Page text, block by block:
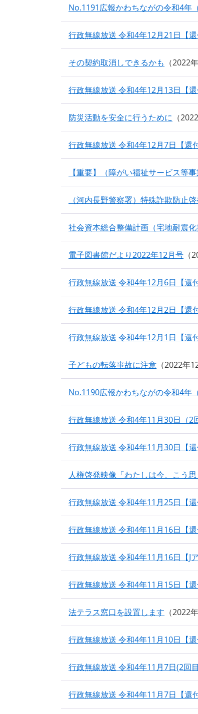
No.1191広報かわちながの令和4年
行政無線放送 令和4年12月21日【還
その契約取消しできるかも 2022
行政無線放送 令和4年12月13日【還
防災活動を安全に行うために
行政無線放送 令和4年12月7日【還
【重要】（障がい福祉サービス等
（河内長野警察署）特殊詐欺防止
社会資本総合整備計画（宅地耐震化
電子図書館だより2022年12月号
行政無線放送 令和4年12月6日【還
行政無線放送 令和4年12月2日【還
行政無線放送 令和4年12月1日【還
子どもの転落事故に注意 2022年
No.1190広報かわちながの令和4年
行政無線放送 令和4年11月30日（2
行政無線放送 令和4年11月30日【還
人権啓発映像「わたしは今、こう思
行政無線放送 令和4年11月25日【還
行政無線放送 令和4年11月16日【還
行政無線放送 令和4年11月16日【J
行政無線放送 令和4年11月15日【還
法テラス窓口を設置します 2022
行政無線放送 令和4年11月10日【還
行政無線放送 令和4年11月7日(2回
行政無線放送 令和4年11月7日【還